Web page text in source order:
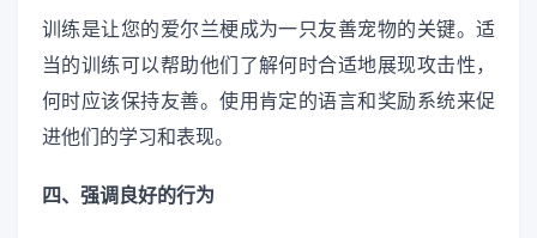
训练是让您的爱尔兰梗成为一只友善宠物的关键。适
当的训练可以帮助他们了解何时合适地展现攻击性，
何时应该保持友善。使用肯定的语言和奖励系统来促
进他们的学习和表现。
四、强调良好的行为